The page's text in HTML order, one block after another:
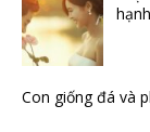
Con giống đá và